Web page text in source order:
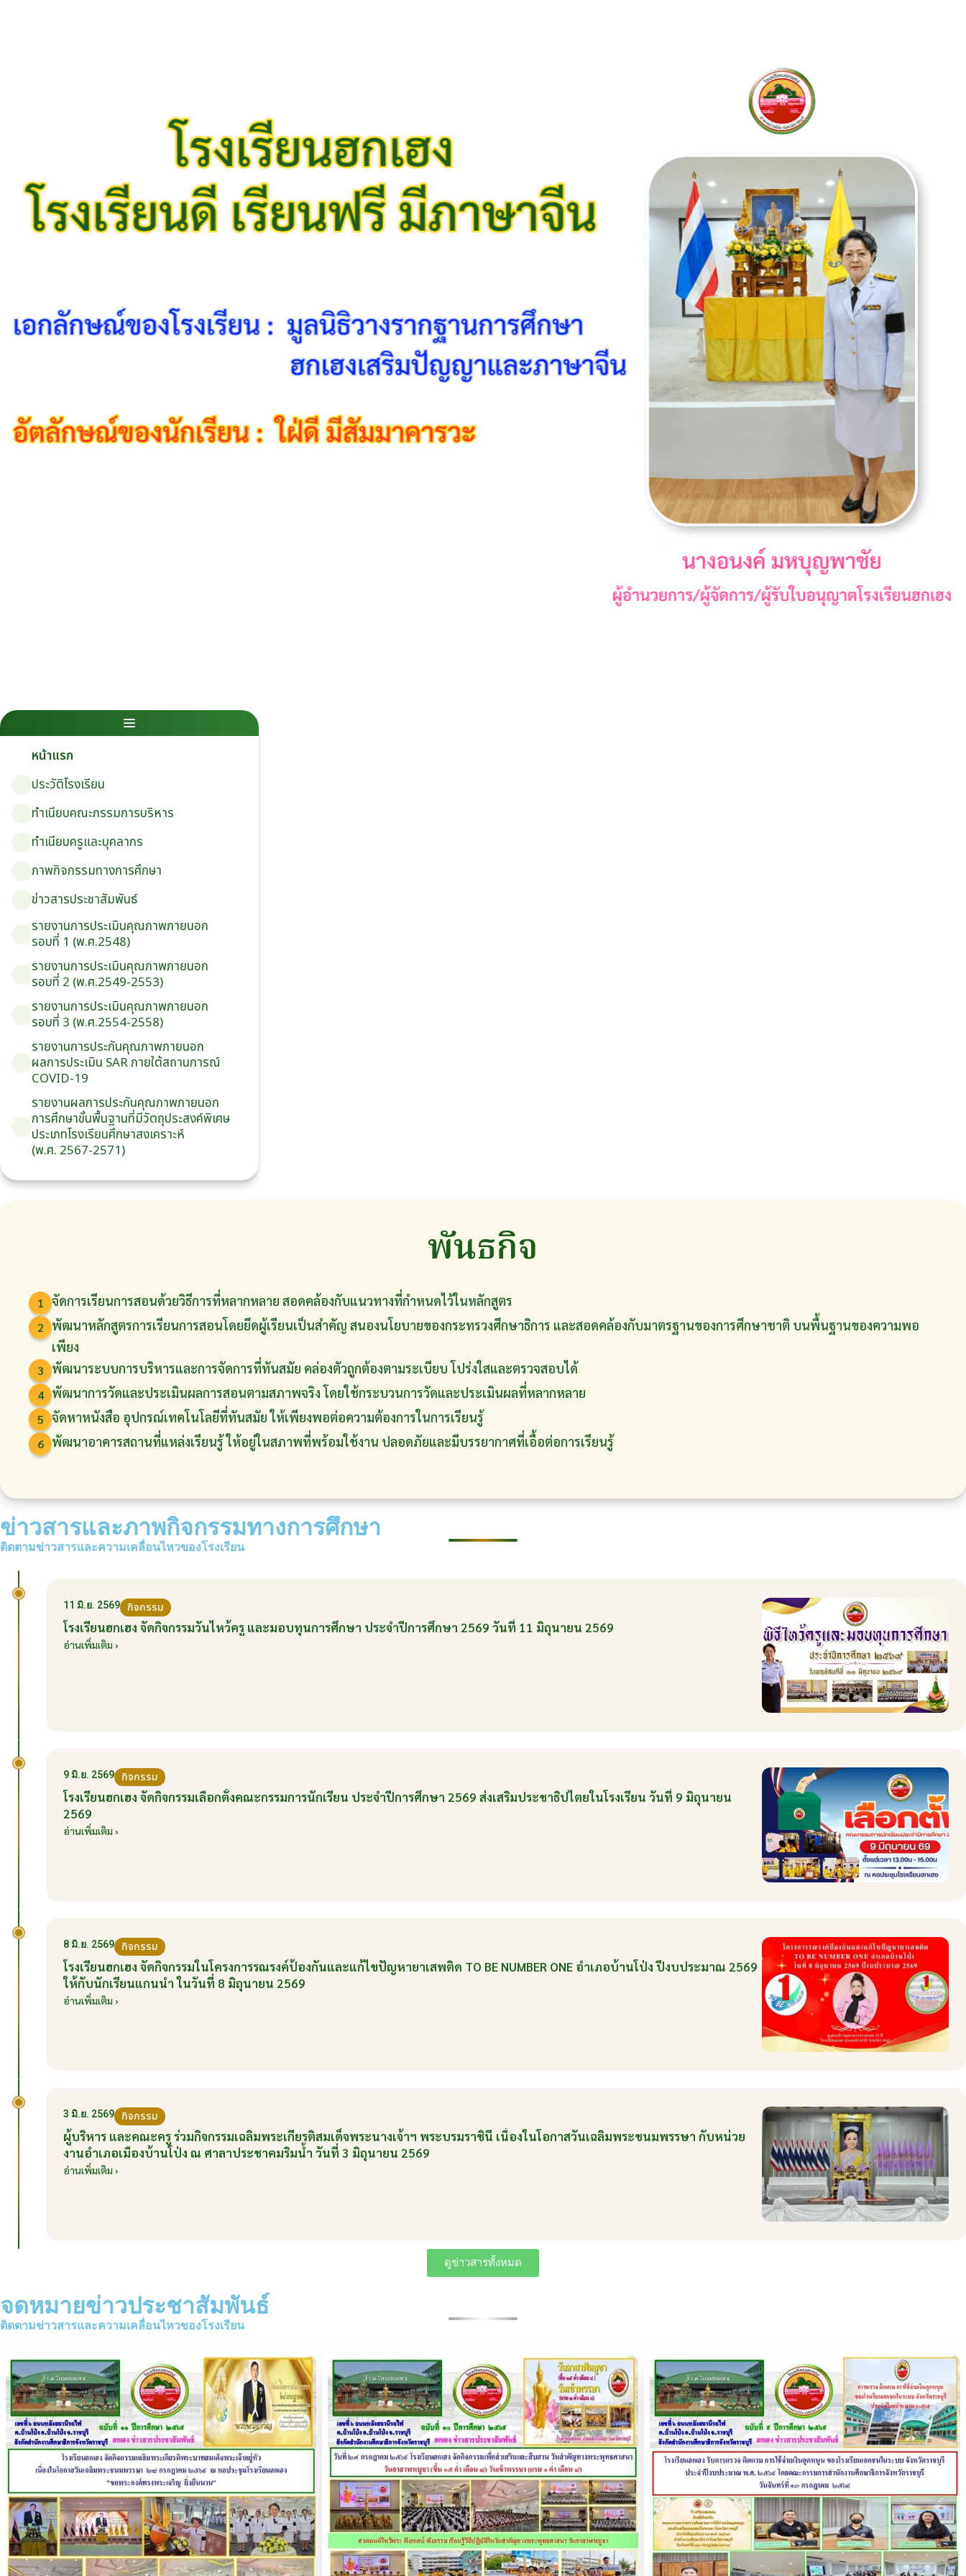
หน้าแรก
ประวัติโรงเรียน
ทำเนียบคณะกรรมการบริหาร
ทำเนียบครูและบุคลากร
ภาพกิจกรรมทางการศึกษา
ข่าวสารประชาสัมพันธ์
รายงานการประเมินคุณภาพภายนอก
รอบ⁠ที่ 1 (พ.ศ.2548)
รายงานการประเมินคุณภาพภายนอก
รอบ⁠ที่ 2 (พ.ศ.2549-2553)
รายงานการประเมินคุณภาพภายนอก
รอบ⁠ที่ 3 (พ.ศ.2554-2558)
รายงานการประกันคุณภาพภายนอก
ผลการประเมิน SARภายใต้สถานการณ์
COVID-19
รายงานผลการประกันคุณภาพภายนอก
การศึกษาขั้นพื้นฐานที่มีวัตถุประสงค์พิเศษ
ประเภทโรงเรียนศึกษาสงเคราะห์
(พ.ศ. 2567-2571)
พันธกิจ
1 จัดการเรียนการสอนด้วยวิธีการที่หลากหลาย สอดคล้องกับแนวทางที่กำหนดไว้ในหลักสูตร
2
พัฒนาหลักสูตรการเรียนการสอนโดยยึดผู้เรียนเป็นสำคัญ สนองนโยบายของกระทรวงศึกษาธิการ และสอดคล้องกับมาตรฐานของการศึกษาชาติ บนพื้นฐานของความพอ
เพียง
3 พัฒนาระบบการบริหารและการจัดการที่ทันสมัย คล่องตัวถูกต้องตามระเบียบ โปร่งใสและตรวจสอบได้
4 พัฒนาการวัดและประเมินผลการสอนตามสภาพจริง โดยใช้กระบวนการวัดและประเมินผลที่หลากหลาย
5 จัดหาหนังสือ อุปกรณ์เทคโนโลยีที่ทันสมัย ให้เพียงพอต่อความต้องการในการเรียนรู้
6 พัฒนาอาคารสถานที่แหล่งเรียนรู้ ให้อยู่ในสภาพที่พร้อมใช้งาน ปลอดภัยและมีบรรยากาศที่เอื้อต่อการเรียนรู้
ข่าวสารและภาพกิจกรรมทางการศึกษา
ติดตามข่าวสารและความเคลื่อนไหวของโรงเรียน
11 มิ.ย. 2569 กิจกรรม
โรงเรียนฮกเฮง จัดกิจกรรมวันไหว้ครู และมอบทุนการศึกษา ประจำปีการศึกษา 2569 วันที่ 11 มิถุนายน 2569
อ่านเพิ่มเติม ›
9 มิ.ย. 2569 กิจกรรม
โรงเรียนฮกเฮง จัดกิจกรรมเลือกตั้งคณะกรรมการนักเรียน ประจำปีการศึกษา 2569 ส่งเสริมประชาธิปไตยในโรงเรียน วันที่ 9 มิถุนายน
2569
อ่านเพิ่มเติม ›
8 มิ.ย. 2569 กิจกรรม
โรงเรียนฮกเฮง จัดกิจกรรมในโครงการรณรงค์ป้องกันและแก้ไขปัญหายาเสพติด TO BE NUMBER ONE อำเภอบ้านโป่ง ปีงบประมาณ 2569
ให้กับนักเรียนแกนนำ ในวันที่ 8 มิถุนายน 2569
อ่านเพิ่มเติม ›
3 มิ.ย. 2569 กิจกรรม
ผู้บริหาร และคณะครู ร่วมกิจกรรมเฉลิมพระเกียรติสมเด็จพระนางเจ้าฯ พระบรมราชินี เนื่องในโอกาสวันเฉลิมพระชนมพรรษา กับหน่วย
งานอำเภอเมืองบ้านโป่ง ณ ศาลาประชาคมริมน้ำ วันที่ 3 มิถุนายน 2569
อ่านเพิ่มเติม ›
ดูข่าวสารทั้งหมด
จดหมายข่าวประชาสัมพันธ์
ติดตามข่าวสารและความเคลื่อนไหวของโรงเรียน